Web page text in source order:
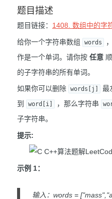
题目描述
题目链接： 1408. 数组中的字
给你一个字符串数组 words
作是一个单词。请你按 任意
的子字符串的所有单词。
如果你可以删除 words[j]
最
到
word[i] ，那么字符串
子字符串。
提示:
示例 1：
输入：words =